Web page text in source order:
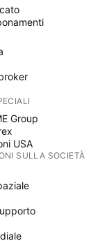
Group
USA
SULLA SOCIETÀ